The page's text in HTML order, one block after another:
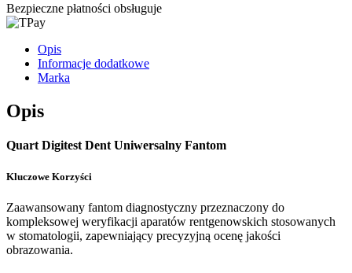
Bezpieczne płatności obsługuje
Opis
Informacje dodatkowe
Marka
Opis
Quart Digitest Dent Uniwersalny Fantom
Kluczowe Korzyści
Zaawansowany fantom diagnostyczny przeznaczony do
kompleksowej weryfikacji aparatów rentgenowskich stosowanych
w stomatologii, zapewniający precyzyjną ocenę jakości
obrazowania.